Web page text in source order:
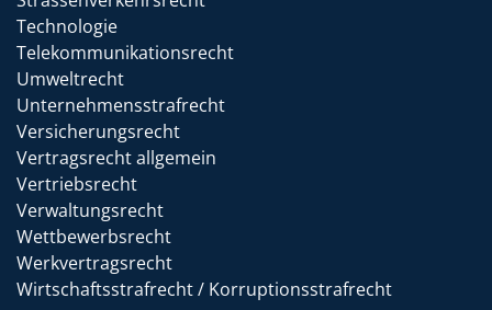
Technologie
Telekommunikationsrecht
Umweltrecht
Unternehmensstrafrecht
Versicherungsrecht
Vertragsrecht allgemein
Vertriebsrecht
Verwaltungsrecht
Wettbewerbsrecht
Werkvertragsrecht
Wirtschaftsstrafrecht / Korruptionsstrafrecht